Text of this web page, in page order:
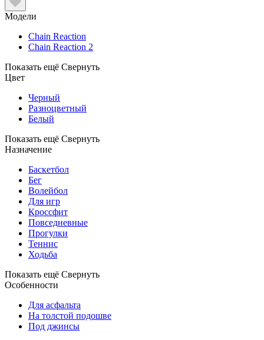
Модели
Chain Reaction
Chain Reaction 2
Показать ещё Свернуть
Цвет
Черный
Разноцветный
Белый
Показать ещё Свернуть
Назначение
Баскетбол
Бег
Волейбол
Для игр
Кроссфит
Повседневные
Прогулки
Теннис
Ходьба
Показать ещё Свернуть
Особенности
Для асфальта
На толстой подошве
Под джинсы